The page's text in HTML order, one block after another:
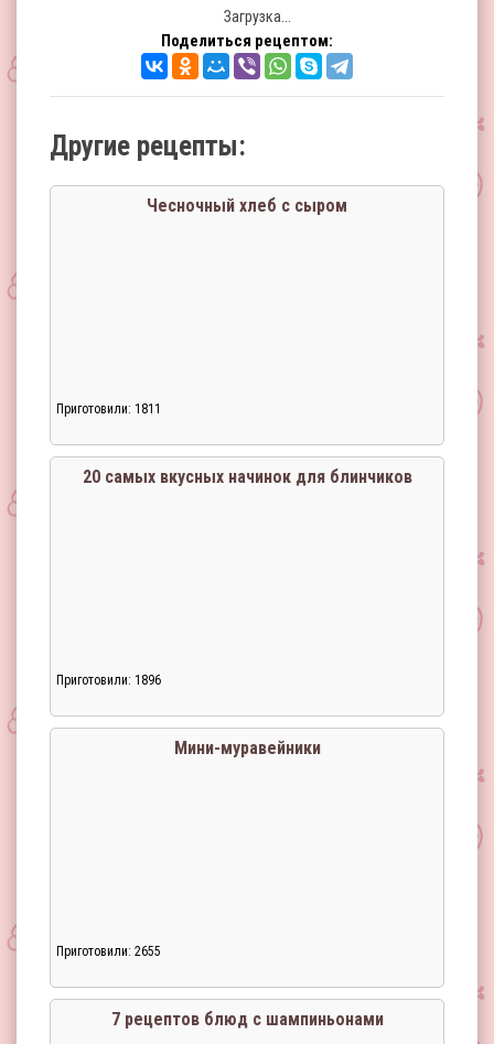
Загрузка...
Поделиться рецептом:
Другие рецепты:
Чесночный хлеб с сыром
Приготовили: 1811
20 самых вкусных начинок для блинчиков
Приготовили: 1896
Мини-муравейники
Приготовили: 2655
7 рецептов блюд с шампиньонами